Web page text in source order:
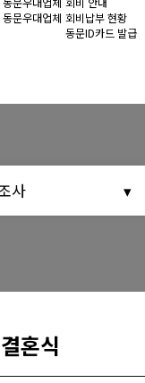
동문우대업체 회비납부 현황
동문ID카드 발급
사
혼식